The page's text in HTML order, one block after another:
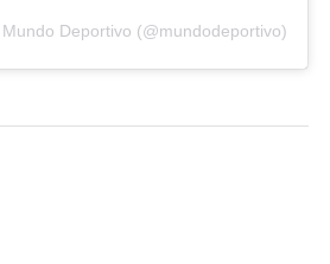
Deportivo (@mundodeportivo)